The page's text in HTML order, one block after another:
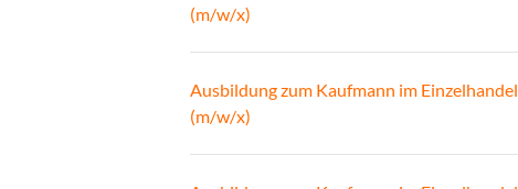
(m/w/x)
Ausbildung zum Kaufmann im Einzelhandel
(m/w/x)